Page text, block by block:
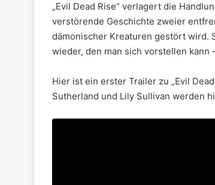
„Evil Dead Rise“ verlagert die
verstörende Geschichte zweier
dämonischer Kreaturen gestört wird.
wieder, den man sich vorstellen kann
Hier ist ein erster Trailer zu „Evil
Sutherland und Lily Sullivan werden